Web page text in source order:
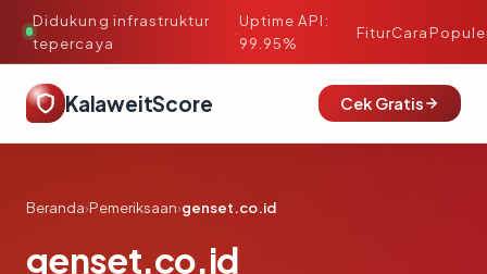
Didukung infrastruktur
tepercaya
·
Uptime API:
99.95%
FiturCara
KalaweitScore Cek Gratis
Beranda›Pemeriksaan›genset.co.id
genset.co.id